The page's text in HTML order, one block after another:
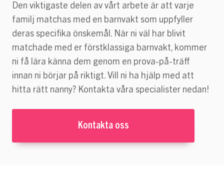
Den viktigaste delen av vårt arbete är att varje
familj matchas med en barnvakt som uppfyller
deras specifika önskemål. När ni väl har blivit
matchade med er förstklassiga barnvakt, kommer
ni få lära känna dem genom en prova-på-träff
innan ni börjar på riktigt. Vill ni ha hjälp med att
hitta rätt nanny? Kontakta våra specialister nedan!
Kontakta oss